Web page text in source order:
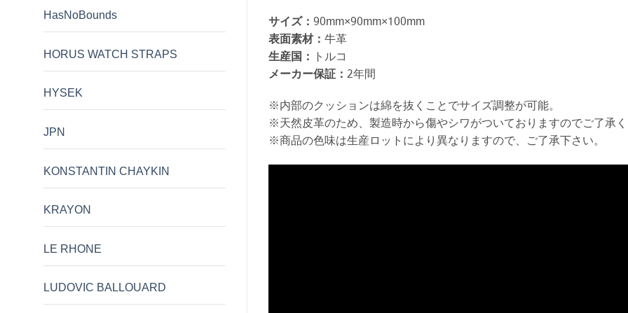
HasNoBounds
HORUS WATCH STRAPS
HYSEK
JPN
KONSTANTIN CHAYKIN
KRAYON
LE RHONE
LUDOVIC BALLOUARD
サイズ： 90mm×90mm×100mm
表面素材： 牛革
生産国： トルコ
メーカー保証： 2年間
※内部のクッションは綿を抜くことでサイズ調整が可能。
※天然皮革のため、製造時から傷やシワがついておりますのでご了承
※商品の色味は生産ロットにより異なりますので、ご了承下さい。